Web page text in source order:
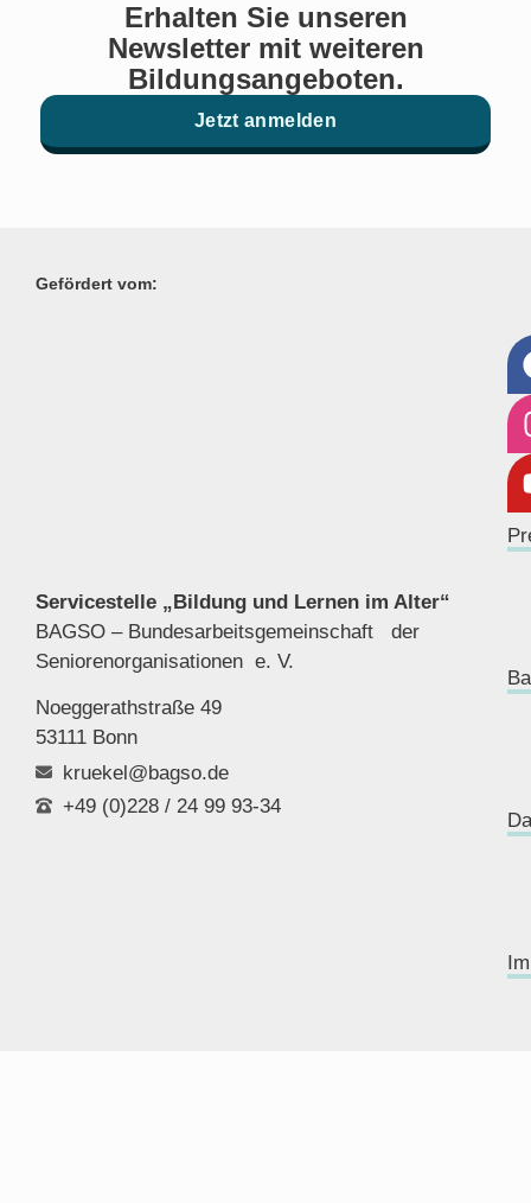
Erhalten Sie unseren
Newsletter mit weiteren
Bildungsangeboten.
Jetzt anmelden
Gefördert vom:
Servicestelle „Bildung und Lernen im Alter“
BAGSO – Bundesarbeitsgemeinschaft der
Seniorenorganisationen e. V.
Noeggerathstraße 49
53111 Bonn
kruekel@bagso.de
+49 (0)228 / 24 99 93-34